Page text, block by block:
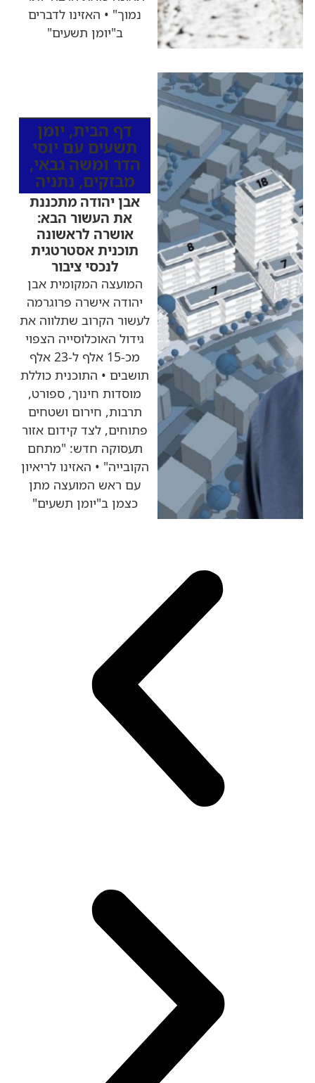
נמוך" • האזינו לדברים
ב"יומן תשעים"
דף הבית, יומן
תשעים עם יוסי
הדר ומשה גבאי,
מבזקים, נתניה
אבן יהודה מתכננת
את העשור הבא:
אושרה לראשונה
תוכנית אסטרטגית
לנכסי ציבור
המועצה המקומית אבן
יהודה אישרה פרוגרמה
לעשור הקרוב שתלווה את
גידול האוכלוסייה הצפוי
מכ-15 אלף ל-23 אלף
תושבים • התוכנית כוללת
מוסדות חינוך, ספורט,
תרבות, חירום ושטחים
פתוחים, לצד קידום אזור
תעסוקה חדש: "מתחם
הקובייה" • האזינו לריאיון
עם ראש המועצה מתן
כצמן ב"יומן תשעים"